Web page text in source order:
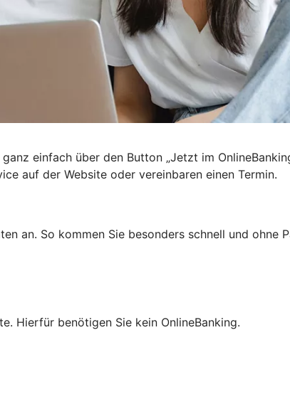
einfach über den Button „Jetzt im
auf der Website oder vereinbaren einen Termin.
an. So kommen Sie besonders schnell und ohne
Hierfür benötigen Sie kein OnlineBanking.